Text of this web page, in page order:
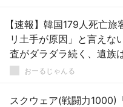
【速報】韓国179人死亡旅
リ土手が原因」と言えな
査がダラダラ続く、遺族
議の宿泊ｗｗｗ
おーるじゃんる
スクウェア(戦闘力1000)